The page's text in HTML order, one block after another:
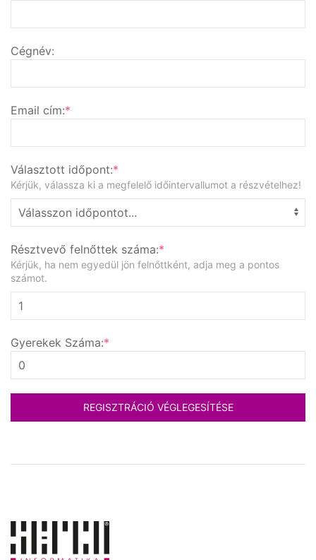
Cégnév:
Email cím:*
Választott időpont:*
Kérjük, válassza ki a megfelelő időintervallumot a részvételhez!
Résztvevő felnőttek száma:*
Kérjük, ha nem egyedül jön felnőttként, adja meg a pontos
számot.
Gyerekek Száma:*
REGISZTRÁCIÓ VÉGLEGESÍTÉSE